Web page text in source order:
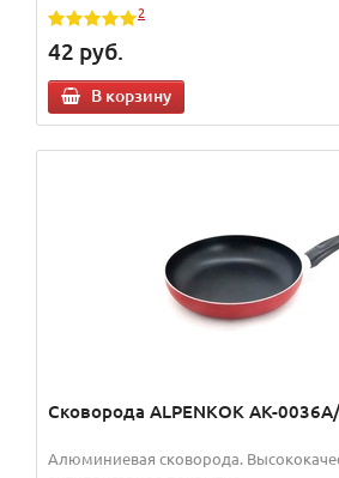
2
42 руб.
В корзину
Сковорода ALPENKOK AK-
Алюминиевая сковорода.